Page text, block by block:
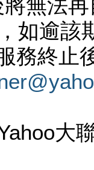
無法
如逾該
務終止
大